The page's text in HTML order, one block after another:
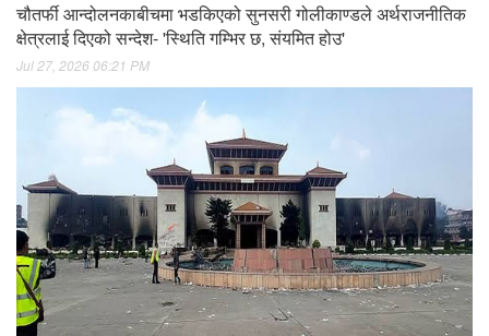
चौतर्फी आन्दोलनकाबीचमा भडकिएको सुनसरी गोलीकाण्डले अर्थराजनीतिक
क्षेत्रलाई दिएको सन्देश- 'स्थिति गम्भिर छ, संयमित होउ'
Jul 27, 2026 06:21 PM